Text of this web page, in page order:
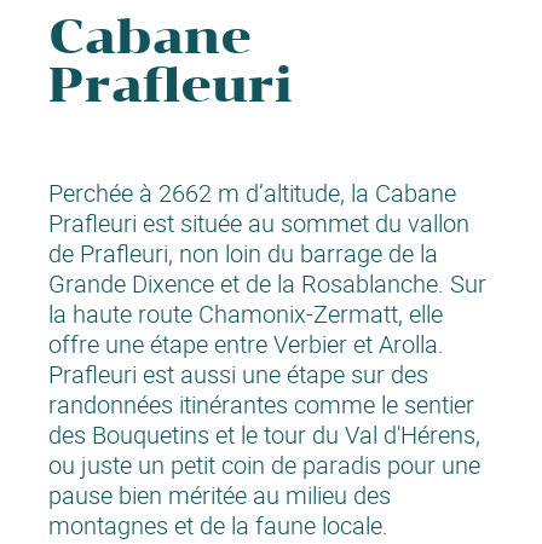
Cabane
Prafleuri
Perchée à 2662 m d’altitude, la Cabane
Prafleuri est située au sommet du vallon
de Prafleuri, non loin du barrage de la
Grande Dixence et de la Rosablanche. Sur
la haute route Chamonix-Zermatt, elle
offre une étape entre Verbier et Arolla.
Prafleuri est aussi une étape sur des
randonnées itinérantes comme le sentier
des Bouquetins et le tour du Val d'Hérens,
ou juste un petit coin de paradis pour une
pause bien méritée au milieu des
montagnes et de la faune locale.